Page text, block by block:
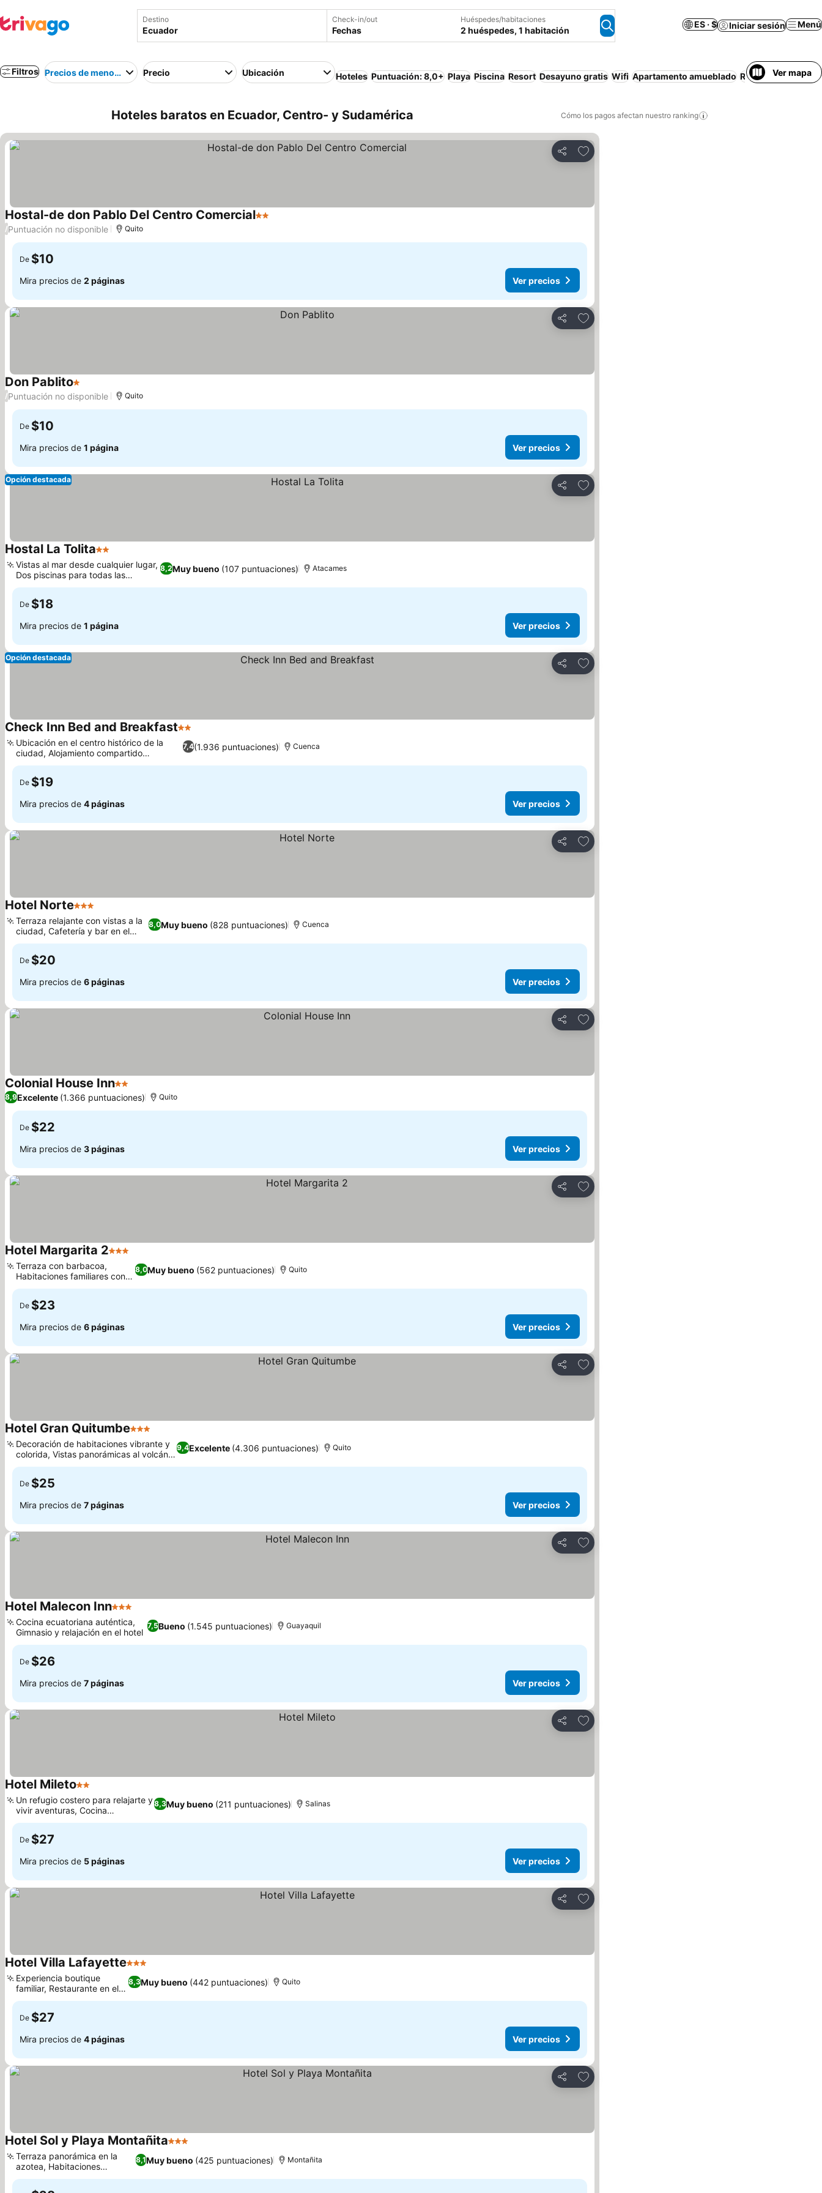
Destino Check-in/out
Fechas
Huéspedes/habitaciones
2 huéspedes, 1 habitación
ES · $ Iniciar sesión Menú
Filtros Precios de menor a mayorPrecio Ubicación Hoteles Puntuación: 8,0+ Playa Piscina Resort Desayuno gratis Wifi Apartamento amueblado RestauranteVer mapa
Hoteles baratos en Ecuador, Centro- y Sudamérica Cómo los pagos afectan nuestro ranking
Compartir
Agregar a favoritos
Hostal-de don Pablo Del Centro Comercial2 Estrellas
/Puntuación no disponible Quito
De $10
Mira precios de 2 páginas Ver precios
Compartir
Agregar a favoritos
Don Pablito1 Estrellas
Ver precios
/Puntuación no disponible Quito
De $10
Mira precios de 1 página Ver precios
Compartir
Agregar a favoritos
Opción destacada
Hostal La Tolita2 Estrellas
8,2Muy bueno (107 puntuaciones)
Vistas al mar desde cualquier lugar,
Dos piscinas para todas las
estaciones
Atacames
De $18
Mira precios de 1 página Ver precios
Compartir
Agregar a favoritos
Opción destacada
Check Inn Bed and Breakfast2 Estrellas
7,4(1.936 puntuaciones)
Ubicación en el centro histórico de la
ciudad, Alojamiento compartido
económico
Cuenca
De $19
Mira precios de 4 páginas Ver precios
Compartir
Agregar a favoritos
Hotel Norte3 Estrellas
8,0Muy bueno (828 puntuaciones)
Terraza relajante con vistas a la
ciudad, Cafetería y bar en el
hotel
Cuenca
De $20
Mira precios de 6 páginas Ver precios
Compartir
Agregar a favoritos
Colonial House Inn2 EstrellasVer precios
8,9Excelente (1.366 puntuaciones) Quito
De $22
Mira precios de 3 páginas Ver precios
Compartir
Agregar a favoritos
Hotel Margarita 23 Estrellas
8,0Muy bueno (562 puntuaciones)
Terraza con barbacoa,
Habitaciones familiares con
literas
Quito
De $23
Mira precios de 6 páginas Ver precios
Compartir
Agregar a favoritos
Hotel Gran Quitumbe3 Estrellas
9,4Excelente (4.306 puntuaciones)
Decoración de habitaciones vibrante y
colorida, Vistas panorámicas al volcán y
la ciudad
Quito
De $25
Mira precios de 7 páginas Ver precios
Compartir
Agregar a favoritos
Hotel Malecon Inn3 Estrellas
7,5Bueno (1.545 puntuaciones)
Cocina ecuatoriana auténtica,
Gimnasio y relajación en el hotel
Guayaquil
De $26
Mira precios de 7 páginas Ver precios
Compartir
Agregar a favoritos
Hotel Mileto2 Estrellas
8,3Muy bueno (211 puntuaciones)
Un refugio costero para relajarte y
vivir aventuras, Cocina
compartida
Salinas
De $27
Mira precios de 5 páginas Ver precios
Compartir
Agregar a favoritos
Hotel Villa Lafayette3 Estrellas
8,3Muy bueno (442 puntuaciones)
Experiencia boutique
familiar, Restaurante en el
hotel
Quito
De $27
Mira precios de 4 páginas Ver precios
Compartir
Agregar a favoritos
Hotel Sol y Playa Montañita3 Estrellas
8,1Muy bueno (425 puntuaciones)
Terraza panorámica en la
azotea, Habitaciones
familiares
Montañita